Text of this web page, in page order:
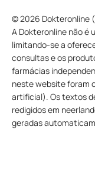
© 2026 Dokteronline
A Dokteronline não é
limitando-se a
consultas e os
farmácias
neste website foram
artificial). Os textos
redigidos em
geradas